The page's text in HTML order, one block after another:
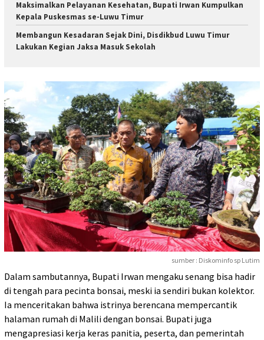
Maksimalkan Pelayanan Kesehatan, Bupati Irwan Kumpulkan
Kepala Puskesmas se-Luwu Timur
Membangun Kesadaran Sejak Dini, Disdikbud Luwu Timur
Lakukan Kegian Jaksa Masuk Sekolah
sumber : Diskominfo sp Lutim
Dalam sambutannya, Bupati Irwan mengaku senang bisa hadir
di tengah para pecinta bonsai, meski ia sendiri bukan kolektor.
Ia menceritakan bahwa istrinya berencana mempercantik
halaman rumah di Malili dengan bonsai. Bupati juga
mengapresiasi kerja keras panitia, peserta, dan pemerintah